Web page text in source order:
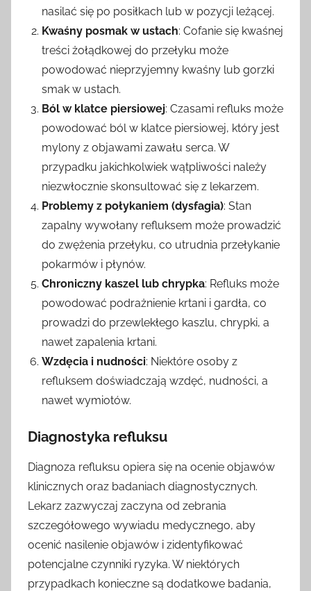
nasilać się po posiłkach lub w pozycji leżącej.
Kwaśny posmak w ustach: Cofanie się kwaśnej
treści żołądkowej do przełyku może
powodować nieprzyjemny kwaśny lub gorzki
smak w ustach.
Ból w klatce piersiowej: Czasami refluks może
powodować ból w klatce piersiowej, który jest
mylony z objawami zawału serca. W
przypadku jakichkolwiek wątpliwości należy
niezwłocznie skonsultować się z lekarzem.
Problemy z połykaniem (dysfagia): Stan
zapalny wywołany refluksem może prowadzić
do zwężenia przełyku, co utrudnia przełykanie
pokarmów i płynów.
Chroniczny kaszel lub chrypka: Refluks może
powodować podrażnienie krtani i gardła, co
prowadzi do przewlekłego kaszlu, chrypki, a
nawet zapalenia krtani.
Wzdęcia i nudności: Niektóre osoby z
refluksem doświadczają wzdęć, nudności, a
nawet wymiotów.
Diagnostyka refluksu
Diagnoza refluksu opiera się na ocenie objawów
klinicznych oraz badaniach diagnostycznych.
Lekarz zazwyczaj zaczyna od zebrania
szczegółowego wywiadu medycznego, aby
ocenić nasilenie objawów i zidentyfikować
potencjalne czynniki ryzyka. W niektórych
przypadkach konieczne są dodatkowe badania,